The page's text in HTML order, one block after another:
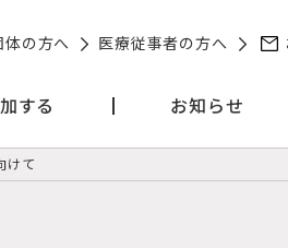
の方へ 医療従事者の方へ
する お知らせ
けて